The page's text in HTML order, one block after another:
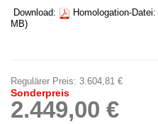
Download: Homologation-Datei:
MB)
Regulärer Preis: 3.604,81 €
Sonderpreis
2.449,00 €